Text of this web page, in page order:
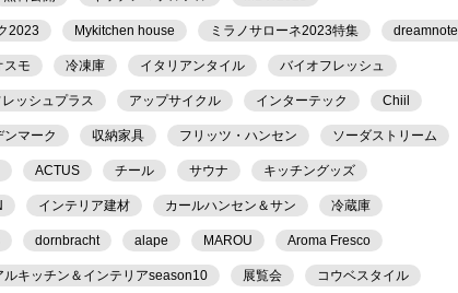
2023 Mykitchen house ミラノサローネ2023特集 dreamnote
スモ 冷凍庫 イタリアンタイル バイオフレッシュ
ッシュプラス アップサイクル インターテック Chiil
ンマーク 収納家具 フリッツ・ハンセン ソーダストリーム
ACTUS チール サウナ キッチングッズ
インテリア建材 カールハンセン＆サン 冷蔵庫
dornbracht alape MAROU Aroma Fresco
ルキッチン＆インテリアseason10 展覧会 コウベスタイル